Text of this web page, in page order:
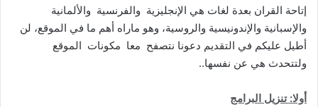
ي
د
إتاحة القران بعدة لغات هي الإنجليزية والفرنسية والألمانية
والإسبانية والإندونيسية والروسية، وهو ماراه أهم ما في الموقع، لن
أطيل عليكم في التقديم دعونا نتصفح معا مكونات الموقع
ولتتحدث هي عن نفسها..
أولا: تنزيل البرامج